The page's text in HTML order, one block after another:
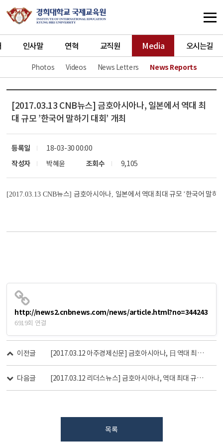
인사말 연혁 교직원 Media
Photos Videos News Letters News Reports
오시는길
[2017.03.13 CNB뉴스] 금호아시아나, 일본에서 역대 최
대 규모 ’한국어 말하기 대회’ 개최
등록일
18-03-30 00:00
작성자
박혜윤 조회수 9,105
[2017.03.13 CNB뉴스]금호아시아나 일본에서 역대 최대 규모 ’한국어 말하
http://news2.cnbnews.com/news/article.html?no=344243
6919회 연결
이전글 [2017.03.12 아주경제신문] 금호아시아나, 日 역대 최대규모 '한국어 말하기 대회' 개최
다음글 [2017.03.12 리더스뉴스] 금호아시아나, 역대 최대 규모 ’한국어 말하기대회’ 개최
목록